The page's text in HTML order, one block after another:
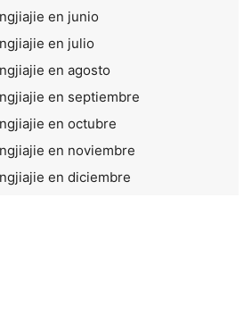
en junio
en julio
en agosto
en septiembre
en octubre
en noviembre
en diciembre